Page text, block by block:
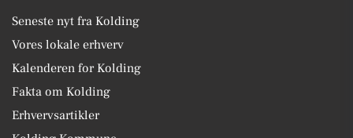
Seneste nyt fra Kolding
Vores lokale erhverv
Kalenderen for Kolding
Fakta om Kolding
Erhvervsartikler